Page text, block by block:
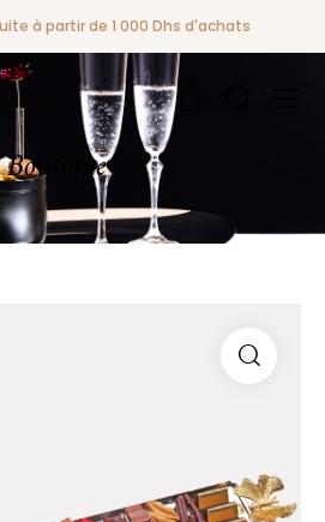
à partir de 1 000 Dhs d'achats
Boutique